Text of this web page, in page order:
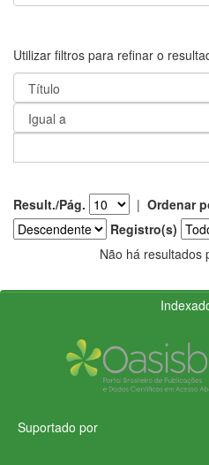
Utilizar filtros para refinar o
Result./Pág. | Ordenar
Registro(s)
Não há resultados
Suportado por